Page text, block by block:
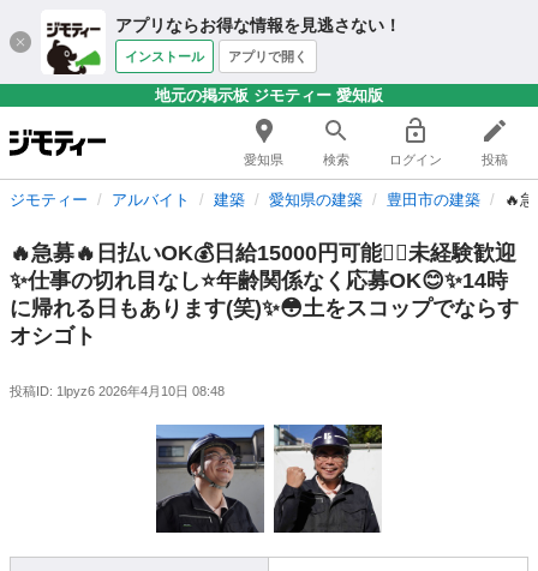
アプリならお得な情報を見逃さない！
インストール アプリで開く
地元の掲示板 ジモティー 愛知版
愛知県 検索 ログイン 投稿
ジモティー アルバイト 建築 愛知県の建築 豊田市の建築 🔥
🔥急募🔥日払いOK💰日給15000円可能🙆‍♀️未経験歓迎
✨仕事の切れ目なし⭐️年齢関係なく応募OK😊✨14時
に帰れる日もあります(笑)✨😳土をスコップでならす
オシゴト
投稿ID: 1lpyz6 2026年4月10日 08:48